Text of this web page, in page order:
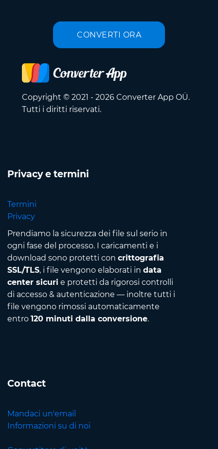
CONVERTI ORA
Copyright © 2021 - 2026 Converter App OÜ.
Tutti i diritti riservati.
Privacy e termini
Termini
Privacy
Prendiamo la sicurezza dei file sul serio in
ogni fase del processo. I caricamenti e i
download sono protetti con crittografia
SSL/TLS, i file vengono elaborati in data
center sicuri e protetti da rigorosi controlli
di accesso & autenticazione — inoltre tutti i
file vengono rimossi automaticamente
entro 120 minuti dalla conversione.
Contact
Mandaci un'email
Informazioni su di noi